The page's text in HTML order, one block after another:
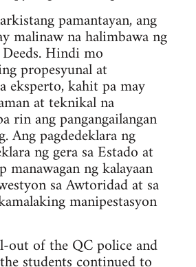
pamantayan, ang
malinaw na halimbawa ng
Hindi mo
propesyunal at
eksperto, kahit pa may
at teknikal na
rin ang pangangailangan
Ang pagdedeklara ng
ng gera sa Estado at
ng kalayaan
sa Awtoridad at sa
manipestasyon
out of the QC police and